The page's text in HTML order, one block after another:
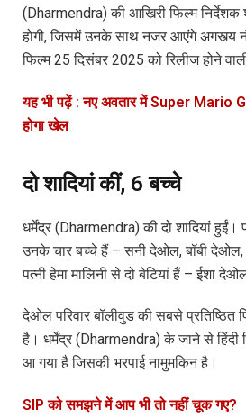
(Dharmendra) की आखिरी फिल्म निर्देशक
होगी, जिसमें उनके साथ नजर आएंगे अगस्त्य
फिल्म 25 दिसंबर 2025 को रिलीज होने
यह भी पढ़ें : नए अवतार में Super Mario
होगा खेल
दो शादियां कीं, 6 बच्चे
धर्मेंद्र (Dharmendra) की दो शादियां
उनके चार बच्चे हैं – सनी देओल, बॉबी देओल,
पत्नी हेमा मालिनी से दो बेटियां हैं – ईशा
देओल परिवार बॉलीवुड की सबसे प्रतिष्ठित
है। धर्मेंद्र (Dharmendra) के जाने से हिंदी
आ गया है जिसकी भरपाई नामुमकिन है।
SIP को समझने में आप भी तो नहीं चूक गए?